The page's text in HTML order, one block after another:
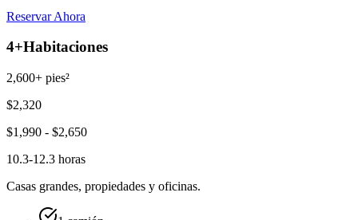
Reservar Ahora
4+Habitaciones
2,600+ pies²
$2,320
$1,990 - $2,650
10.3-12.3 horas
Casas grandes, propiedades y oficinas.